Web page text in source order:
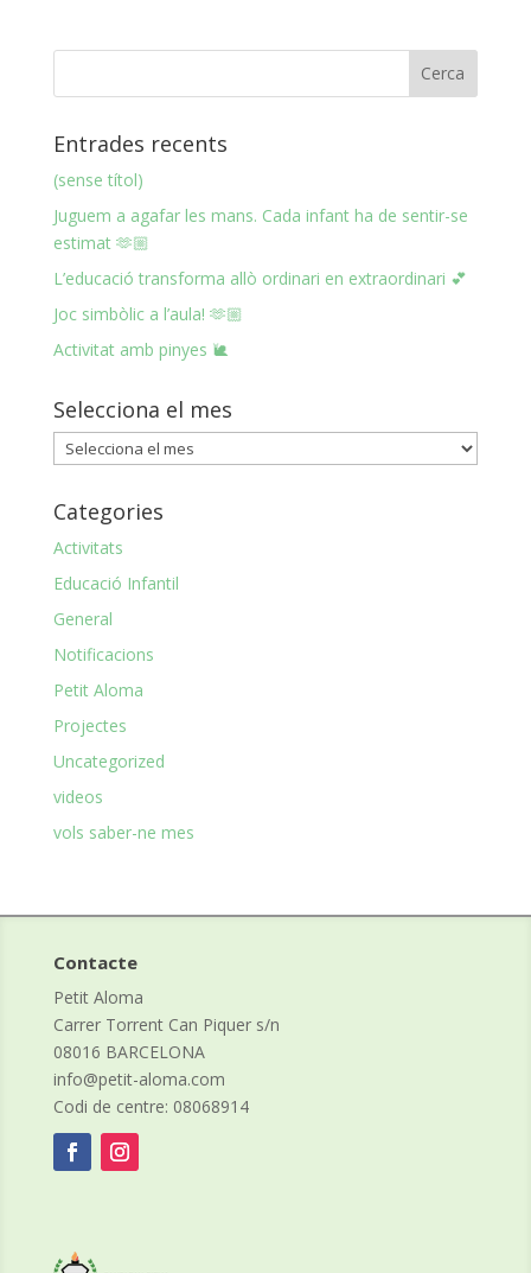
Entrades recents
(sense títol)
Juguem a agafar les mans. Cada infant ha de sentir-se
estimat 🫶🏼
L’educació transforma allò ordinari en extraordinari 💕
Joc simbòlic a l’aula! 🫶🏼
Activitat amb pinyes 🐌
Selecciona el mes
Selecciona
el
Categories
Activitats
Educació Infantil
General
Notificacions
Petit Aloma
Projectes
Uncategorized
videos
vols saber-ne mes
Contacte
Petit Aloma
Carrer Torrent Can Piquer s/n
08016 BARCELONA
info@petit-aloma.com
Codi de centre: 08068914